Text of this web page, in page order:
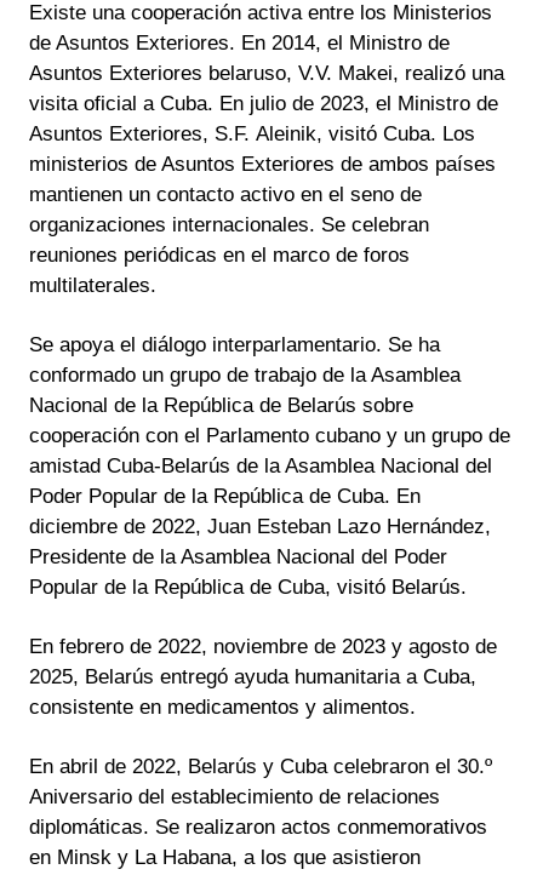
Existe una cooperación activa entre los Ministerios
de Asuntos Exteriores. En 2014, el Ministro de
Asuntos Exteriores belaruso, V.V. Makei, realizó una
visita oficial a Cuba. En julio de 2023, el Ministro de
Asuntos Exteriores, S.F. Aleinik, visitó Cuba. Los
ministerios de Asuntos Exteriores de ambos países
mantienen un contacto activo en el seno de
organizaciones internacionales. Se celebran
reuniones periódicas en el marco de foros
multilaterales.
Se apoya el diálogo interparlamentario. Se ha
conformado un grupo de trabajo de la Asamblea
Nacional de la República de Belarús sobre
cooperación con el Parlamento cubano y un grupo de
amistad Cuba-Belarús de la Asamblea Nacional del
Poder Popular de la República de Cuba. En
diciembre de 2022, Juan Esteban Lazo Hernández,
Presidente de la Asamblea Nacional del Poder
Popular de la República de Cuba, visitó Belarús.
En febrero de 2022, noviembre de 2023 y agosto de
2025, Belarús entregó ayuda humanitaria a Cuba,
consistente en medicamentos y alimentos.
En abril de 2022, Belarús y Cuba celebraron el 30.º
Aniversario del establecimiento de relaciones
diplomáticas. Se realizaron actos conmemorativos
en Minsk y La Habana, a los que asistieron